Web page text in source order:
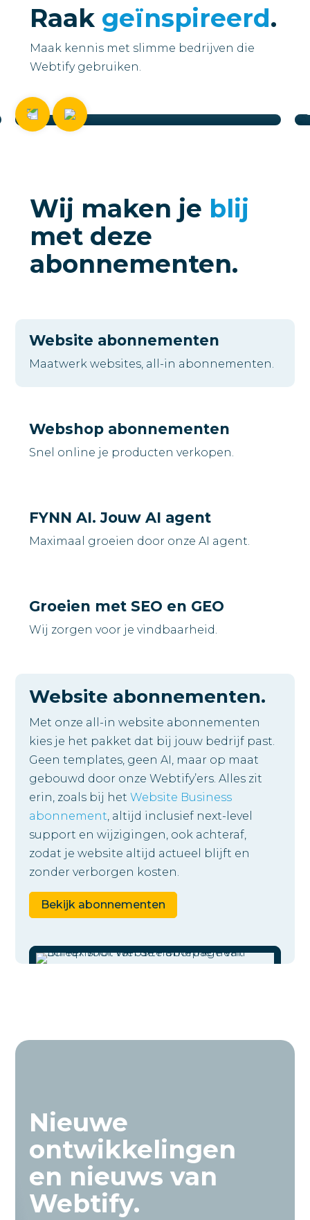
Raakgeïnspireerd.
Maak kennis met slimme bedrijven die
Webtify gebruiken.
TransitionHERO
Website Business Plus
Bekijken
Wij maken je blij
met deze
abonnementen.
Website abonnementen
Maatwerk websites, all-in abonnementen.
Webshop abonnementen
Snel online je producten verkopen.
FYNN AI. Jouw AI agent
Maximaal groeien door onze AI agent.
Groeien met SEO en GEO
Wij zorgen voor je vindbaarheid.
Website abonnementen.
Met onze all-in website abonnementen
kies je het pakket dat bij jouw bedrijf past.
Geen templates, geen AI, maar op maat
gebouwd door onze Webtify’ers. Alles zit
erin, zoals bij hetWebsite Business
abonnement , altijd inclusief next-level
support en wijzigingen, ook achteraf,
zodat je website altijd actueel blijft en
zonder verborgen kosten.
Bekijk abonnementen
Nieuwe
ontwikkelingen
en nieuws van
Webtify.